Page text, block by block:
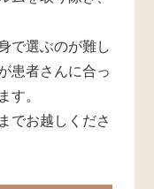
で選ぶのが難し
患者さんに合っ
す。
でお越しくださ